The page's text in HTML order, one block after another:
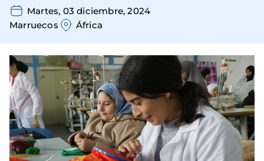
Martes, 03 diciembre, 2024
Marruecos
África